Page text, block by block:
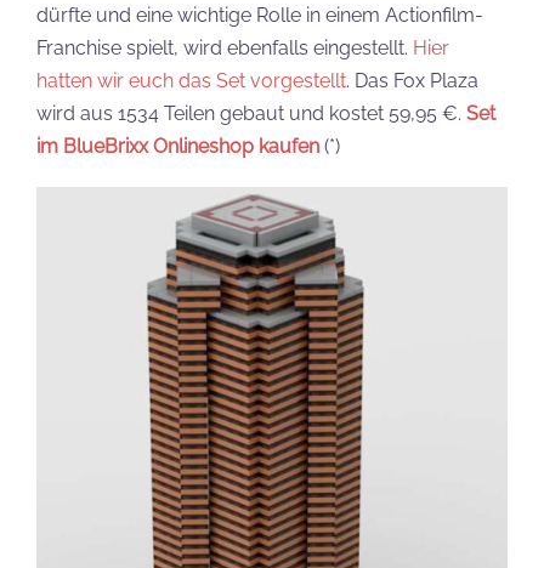
dürfte und eine wichtige Rolle in einem Actionfilm-
Franchise spielt, wird ebenfalls eingestellt. Hier
hatten wir euch das Set vorgestellt. Das Fox Plaza
wird aus 1534 Teilen gebaut und kostet 59,95 €. Set
im BlueBrixx Onlineshop kaufen (*)